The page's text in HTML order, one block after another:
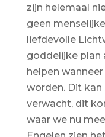
zijn helemaal
geen
liefdevolle
goddelijke plan
helpen
worden. Dit
verwacht, dit
waar we nu